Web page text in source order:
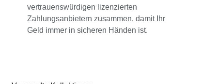
vertrauenswürdigen lizenzierten
Zahlungsanbietern zusammen, damit Ihr
Geld immer in sicheren Händen ist.